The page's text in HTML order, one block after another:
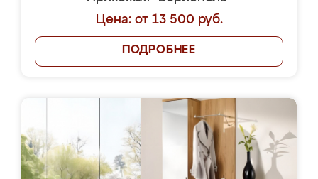
Цена: от 13 500 руб.
ПОДРОБНЕЕ